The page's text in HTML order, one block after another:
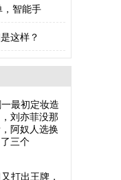
，智能手
这样？